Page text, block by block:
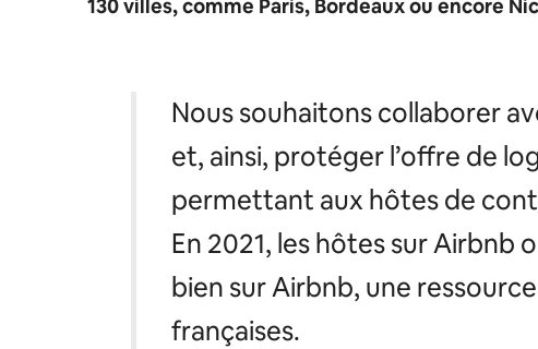
130 villes, comme Paris, Bordeaux ou encore
Nous souhaitons collaborer
et, ainsi, protéger l’offre de
permettant aux hôtes de
En 2021, les hôtes sur Airbnb
bien sur Airbnb, une
françaises.